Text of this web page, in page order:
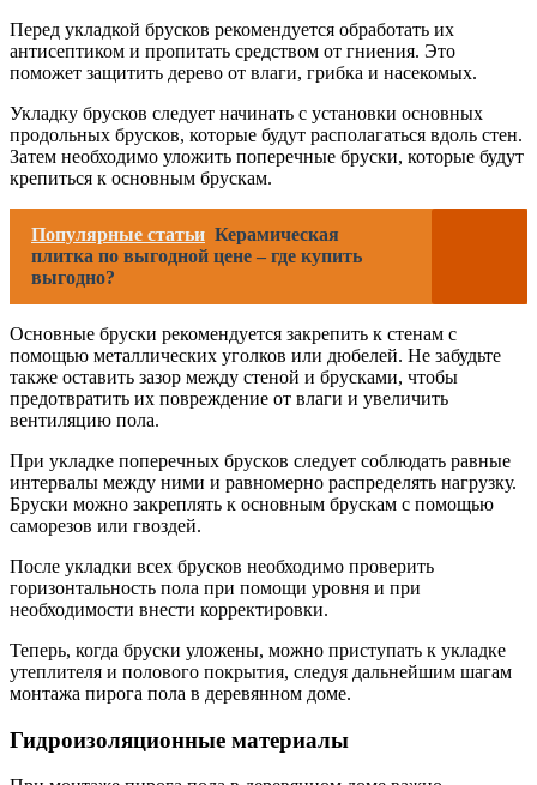
Перед укладкой брусков рекомендуется обработать их
антисептиком и пропитать средством от гниения. Это
поможет защитить дерево от влаги, грибка и насекомых.
Укладку брусков следует начинать с установки основных
продольных брусков, которые будут располагаться вдоль стен.
Затем необходимо уложить поперечные бруски, которые будут
крепиться к основным брускам.
Популярные статьи Керамическая
плитка по выгодной цене – где купить
выгодно?
Основные бруски рекомендуется закрепить к стенам с
помощью металлических уголков или дюбелей. Не забудьте
также оставить зазор между стеной и брусками, чтобы
предотвратить их повреждение от влаги и увеличить
вентиляцию пола.
При укладке поперечных брусков следует соблюдать равные
интервалы между ними и равномерно распределять нагрузку.
Бруски можно закреплять к основным брускам с помощью
саморезов или гвоздей.
После укладки всех брусков необходимо проверить
горизонтальность пола при помощи уровня и при
необходимости внести корректировки.
Теперь, когда бруски уложены, можно приступать к укладке
утеплителя и полового покрытия, следуя дальнейшим шагам
монтажа пирога пола в деревянном доме.
Гидроизоляционные материалы